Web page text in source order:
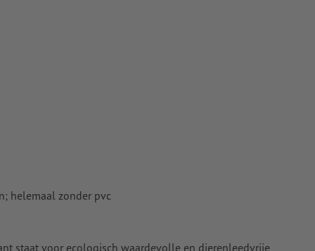
helemaal zonder pvc
staat voor ecologisch waardevolle en dierenleedvrije